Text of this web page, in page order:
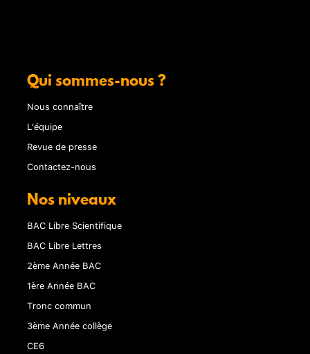
Qui sommes-nous ?
Nous connaître
L'équipe
Revue de presse
Contactez-nous
Nos niveaux
BAC Libre Scientifique
BAC Libre Lettres
2ème Année BAC
1ère Année BAC
Tronc commun
3ème Année collège
CE6